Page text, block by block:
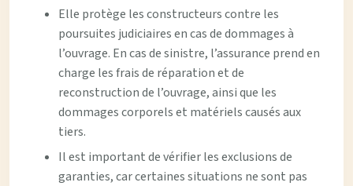
Elle protège les constructeurs contre les
poursuites judiciaires en cas de dommages à
l’ouvrage. En cas de sinistre, l’assurance prend en
charge les frais de réparation et de
reconstruction de l’ouvrage, ainsi que les
dommages corporels et matériels causés aux
tiers.
Il est important de vérifier les exclusions de
garanties, car certaines situations ne sont pas